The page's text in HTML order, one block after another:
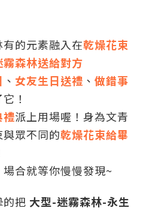
的元素融入在乾燥花束
森林送給對方
、 女友生日送禮 、 做錯事
！
禮派上用場喔！身為文青
眾不同的乾燥花束給畢
合就等你慢慢發現~
的把 大型-迷霧森林-永生